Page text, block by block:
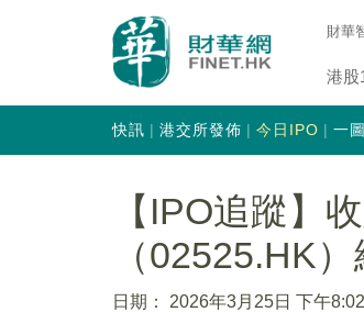
財華
港股
快訊 港交所發佈 今日IPO 一
【IPO追蹤】
（02525.HK
日期：
2026年3月25日 下午8:02